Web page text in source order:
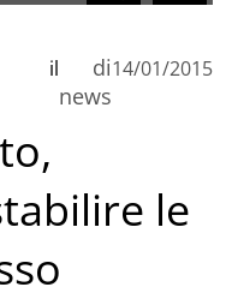
di
news
il 14/01/2015
le